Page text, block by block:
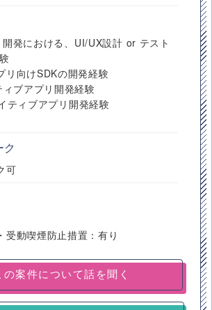
発における、UI/UX設計 or テスト
リ向けSDKの開発経験
ブアプリ開発経験
ティブアプリ開発経験
可
受動喫煙防止措置：有り